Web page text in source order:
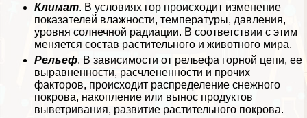
Климат. В условиях гор происходит изменение
показателей влажности, температуры, давления,
уровня солнечной радиации. В соответствии с этим
меняется состав растительного и животного мира.
Рельеф. В зависимости от рельефа горной цепи, ее
выравненности, расчлeненности и прочих
факторов, происходит распределение снежного
покрова, накопление или вынос продуктов
выветривания, развитие растительного покрова.